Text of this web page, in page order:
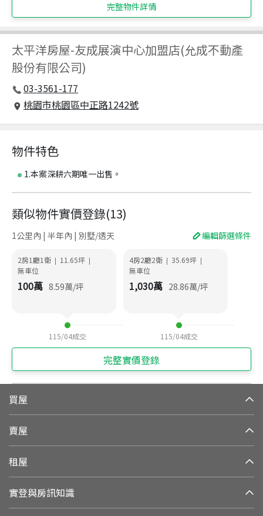
完整物件詳情
太平洋房屋-友成展演中心加盟店(允成不動產
股份有限公司)
03-3561-177
桃園市桃園區中正路1242號
物件特色
1.本案深耕六期唯一出售。
類似物件實價登錄(13)
1公里內 | 半年內 | 別墅/透天 編輯篩選條件
2房1廳1衛 | 11.65坪 |
無車位
100萬 8.59萬/坪
115/04成交
4房2廳2衛 | 35.69坪 |
無車位
1,030萬 28.86萬/坪
115/04成交
完整實價登錄
買屋
賣屋
租屋
實登與房訊知識